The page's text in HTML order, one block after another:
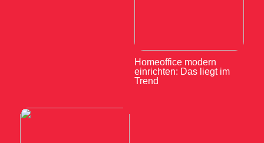
Homeoffice modern
einrichten: Das liegt im
Trend